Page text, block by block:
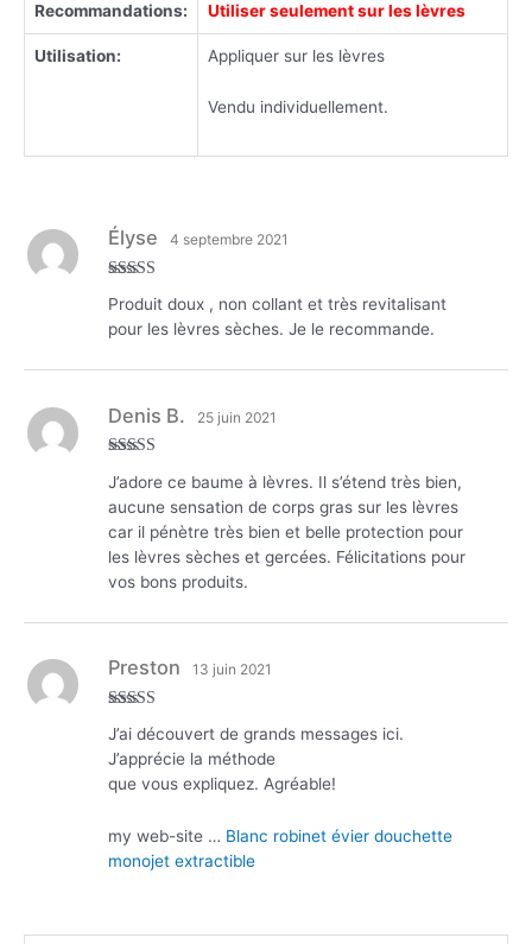
Recommandations: Utiliser seulement sur les lèvres
Utilisation: Appliquer sur les lèvres
Vendu individuellement.
Élyse 4 septembre 2021
Produit doux , non collant et très revitalisant
pour les lèvres sèches. Je le recommande.
Denis B. 25 juin 2021
J’adore ce baume à lèvres. Il s’étend très bien,
aucune sensation de corps gras sur les lèvres
car il pénètre très bien et belle protection pour
les lèvres sèches et gercées. Félicitations pour
vos bons produits.
Preston 13 juin 2021
J’ai découvert de grands messages ici.
J’apprécie la méthode
que vous expliquez. Agréable!
my web-site … Blanc robinet évier douchette
monojet extractible